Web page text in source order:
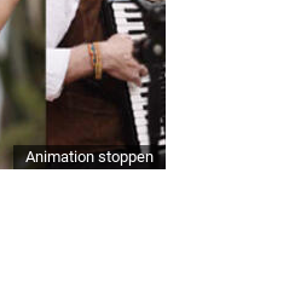
Animation stoppen